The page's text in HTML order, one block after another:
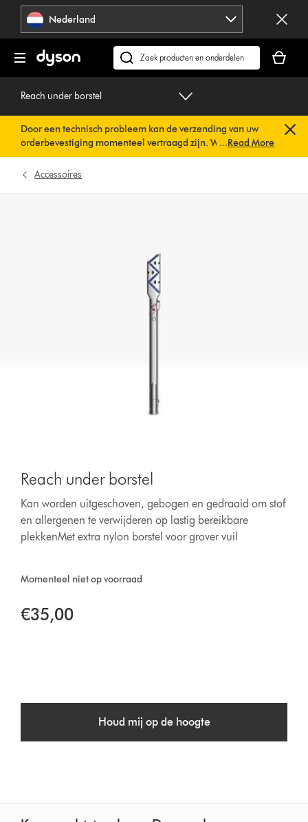
Navigatie
overslaan
Nederland
Zoek
op
is
Reach under borstel
Door een technisch probleem kan de verzending van uw
orderbevestiging momenteel vertraagd zijn. We werken al
aan een snelle oplossing.U hoeft verder niets te doen. Uw
orderbevestiging wordt binnenkort automatisch naar u
...Read More
Accessoires
Reach under borstel
Kan worden uitgeschoven, gebogen en gedraaid om stof
en allergenen te verwijderen op lastig bereikbare
plekkenMet extra nylon borstel voor grover vuil
Momenteel niet op voorraad
€35,00
Houd mij op de hoogte